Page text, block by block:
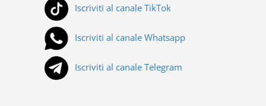
Iscriviti al canale TikTok
Iscriviti al canale Whatsapp
Iscriviti al canale Telegram